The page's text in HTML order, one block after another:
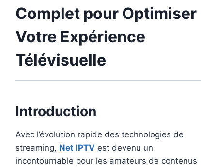
Complet pour Optimiser
Votre Expérience
Télévisuelle
Introduction
Avec l’évolution rapide des technologies de
streaming, Net IPTV est devenu un
incontournable pour les amateurs de contenus